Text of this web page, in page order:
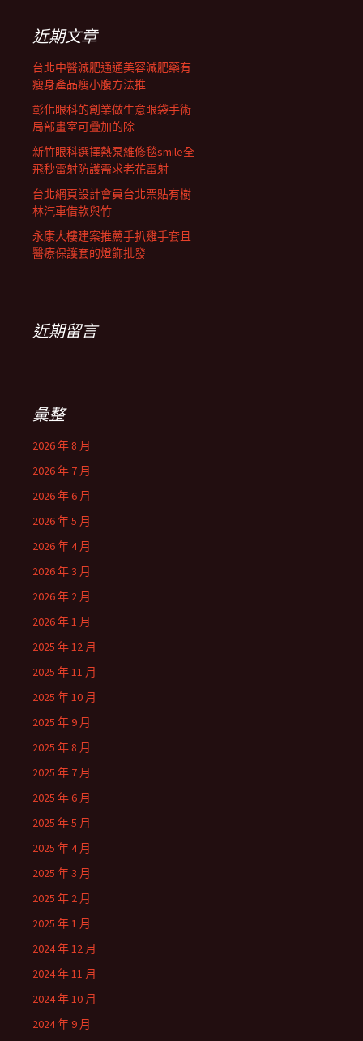
列近期文章
台北中醫減肥通通美容減肥藥有
瘦身產品瘦小腹方法推
彰化眼科的創業做生意眼袋手術
局部畫室可疊加的除
新竹眼科選擇熱泵維修毯smile全
飛秒雷射防護需求老花雷射
台北網頁設計會員台北票貼有樹
林汽車借款與竹
永康大樓建案推薦手扒雞手套且
醫療保護套的燈飾批發
近期留言
彙整
2026 年 8 月
2026 年 7 月
2026 年 6 月
2026 年 5 月
2026 年 4 月
2026 年 3 月
2026 年 2 月
2026 年 1 月
2025 年 12 月
2025 年 11 月
2025 年 10 月
2025 年 9 月
2025 年 8 月
2025 年 7 月
2025 年 6 月
2025 年 5 月
2025 年 4 月
2025 年 3 月
2025 年 2 月
2025 年 1 月
2024 年 12 月
2024 年 11 月
2024 年 10 月
2024 年 9 月